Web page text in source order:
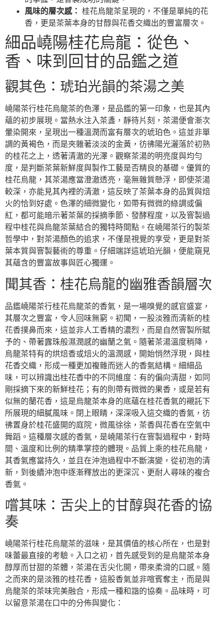
風味的層次感： 桂花烏龍茶呈現的，不僅是單純的花
香，更是茶葉本身的甘醇與花香交織出的豐富層次。
細品嶢陽桂花烏龍：從色、
香、味到回甘的品鑑之道
觀其色：琥珀光韻的茶湯之美
嶢陽茶行桂花烏龍茶的色澤，是品鑑的第一印象，也是其內
蘊的初步展現。當熱水注入茶盞，靜待片刻，茶湯便會漸次
暈染開來，呈現出一種溫潤而富有層次的琥珀色。這並非單
調的黃褐色，而是夾雜著淡淡的金黃，彷彿陽光灑落於初熟
的桂花之上，透著清澈的光澤。觀察茶湯的明亮度與均勻
度，是判斷茶葉新鮮度與製作工藝是否精良的基礎。優質的
桂花烏龍，其茶湯應當澄澈透亮，毫無雜質懸浮，即使茶湯
較深，亦能見其內裡的清澈，這反映了茶葉本身的品質與焙
火的恰到好處。色澤的細微變化，如帶有微微的綠調或偏
紅，都可能暗示著茶葉的採摘季節、發酵程度，以及窨製過
程中桂花與烏龍茶葉結合的獨特時間點。在嶢陽茶行的製茶
哲學中，對茶湯顏色的追求，不僅是視覺的享受，更是對茶
葉本質與窨製藝術的尊重。仔細端詳這琥珀光韻，便能窺見
其蘊含的豐富故事與匠心獨運。
聞其香：桂花烏龍的幽雅香韻層次
品鑑嶢陽茶行桂花烏龍茶的香氣，是一場嗅覺的感官盛宴，
其層次之豐富，令人回味無窮。初聞，一股淡雅而清新的桂
花香撲鼻而來，這並非人工香精的濃烈，而是自然窨製所賦
予的、帶著露珠般濕潤感的幽蘭之氣。隨著茶湯溫度稍降，
烏龍茶特有的烘焙香或焙火的溫潤感，開始悄然浮現，與桂
花香交織，形成一種更加複雜而迷人的香氣結構。細細品
味，可以辨識出桂花香中的不同維度：有的偏向清甜，如同
剛採摘下來的新鮮桂花；有的則帶有微微的果香，或是若有
似無的蘭花香，這是烏龍茶本身的底蘊在桂花香氣的襯託下
所展現的細膩風味。閉上眼睛，深深吸入這交織的香氣，彷
彿置身於桂花盛開的庭院，微風徐徐，茶香與花香在空氣中
舞蹈。這種層次感的香氣，是嶢陽茶行在窨製過程中，對時
間、溫度和比例的精準掌控的體現。品質上乘的桂花烏龍，
其香氣應當持久，並且在沖泡過程中不斷演變，從初泡的清
新，到後續沖泡中逐漸釋放出的更深沉、更耐人尋味的複合
香氣。
嚐其味：舌尖上的甘醇與花香的協
奏
嶢陽茶行桂花烏龍茶的滋味，是其價值的核心所在，也是對
味蕾最直接的考驗。入口之初，首先感受到的是烏龍茶本身
醇厚而甘甜的茶體，茶湯在舌尖化開，帶來柔滑的口感。隨
之而來的是淡雅的桂花香，這股香氣並非喧賓奪主，而是與
烏龍茶的茶味完美融合，形成一種和諧的協奏。品味時，可
以留意茶湯在口中的分佈與變化：